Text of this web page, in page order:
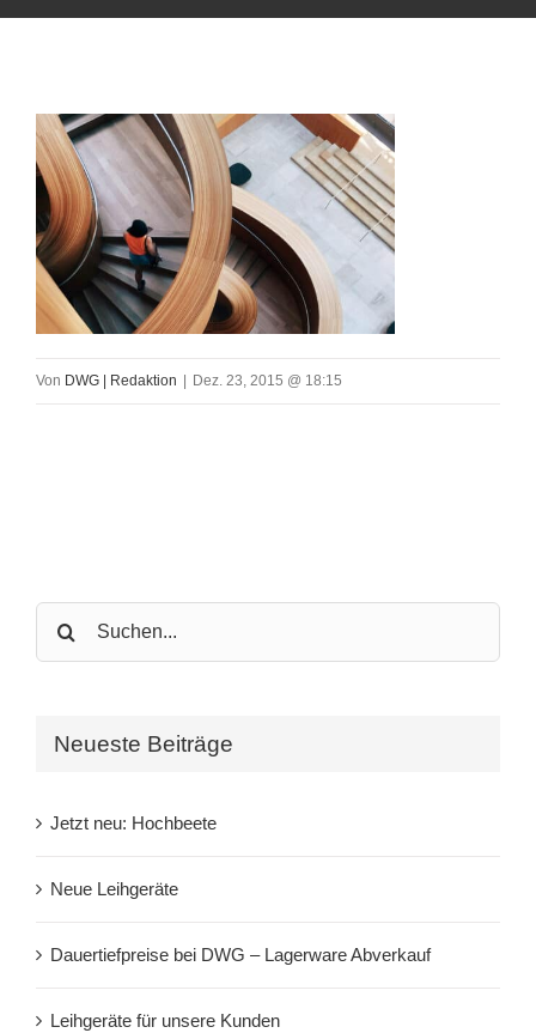
Von DWG | Redaktion Dez. 23, 2015 @ 18:15
Search
for:
Neueste Beiträge
Jetzt neu: Hochbeete
Neue Leihgeräte
Dauertiefpreise bei DWG – Lagerware Abverkauf
Leihgeräte für unsere Kunden